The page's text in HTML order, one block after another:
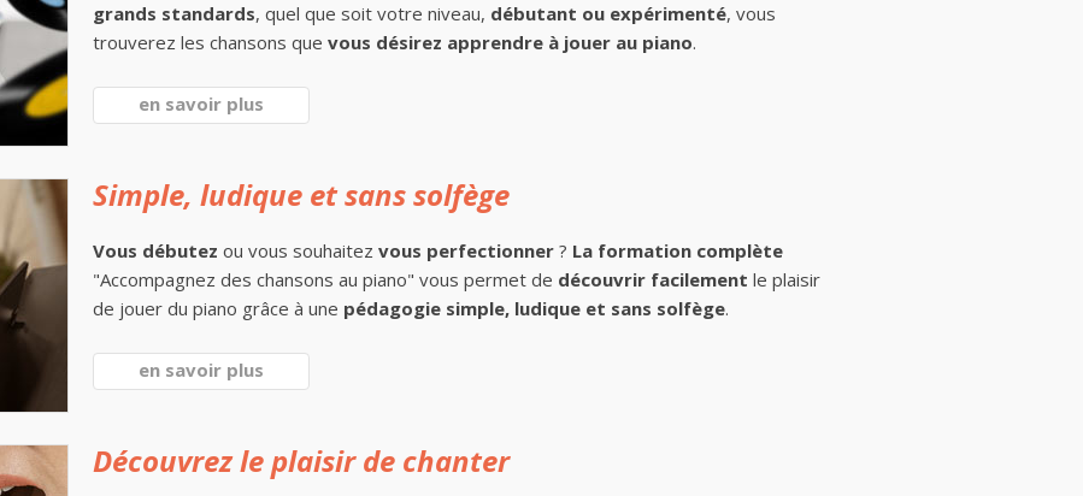
grands standards, quel que soit votre niveau, débutant ou expérimenté, vous
trouverez les chansons que vous désirez apprendre à jouer au piano.
en savoir plus
Simple, ludique et sans solfège
Vous débutez ou vous souhaitez vous perfectionner ? La formation complète
"Accompagnez des chansons au piano" vous permet de découvrir facilement le plaisir
de jouer du piano grâce à une pédagogie simple, ludique et sans solfège.
en savoir plus
Découvrez le plaisir de chanter